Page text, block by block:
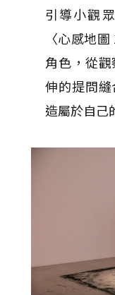
引導小觀
〈心感地
角色，從
伸的提問
造屬於自己